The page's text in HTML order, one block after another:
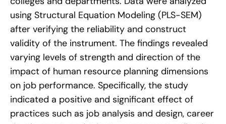
using Structural Equation Modeling (PLS-SEM)
after verifying the reliability and construct
validity of the instrument. The findings revealed
varying levels of strength and direction of the
impact of human resource planning dimensions
on job performance. Specifically, the study
indicated a positive and significant effect of
practices such as job analysis and design, career